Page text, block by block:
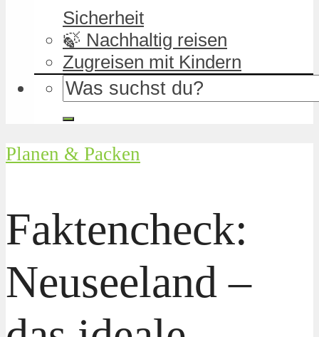
Sicherheit
🍃 Nachhaltig reisen
Zugreisen mit Kindern
Planen & Packen
Faktencheck:
Neuseeland –